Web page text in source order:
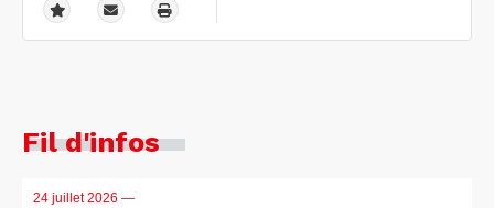
Fil d'infos
24 juillet 2026 —